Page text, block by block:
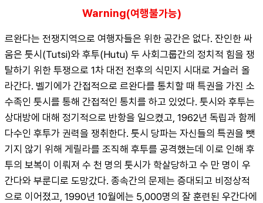
Warning(여행불가능)
르완다는 전쟁지역으로 여행자들은 위한 공간은 없다. 잔인한 싸
움은 툿시(Tutsi)와 후투(Hutu) 두 사회그룹간의 정치적 힘을 쟁
탈하기 위한 투쟁으로 1차 대전 전후의 식민지 시대로 거슬러 올
라간다. 벨기에가 간접적으로 르완다를 통치할 때 특권을 가진 소
수족인 툿시를 통해 간접적인 통치를 하고 있었다. 툿시와 후투는
상대방에 대해 정기적으로 반항을 일으켰고, 1962년 독립과 함께
다수인 후투가 권력을 쟁취한다. 툿시 당파는 자신들의 특권을 뺏
기지 않기 위해 게릴라를 조직해 후투를 공격했는데 이로 인해 후
투의 보복이 이뤄져 수 천 명의 툿시가 학살당하고 수 만 명이 우
간다와 부룬디로 도망갔다. 종속간의 문제는 증대되고 비정상적
으로 이어졌고, 1990년 10월에는 5,000명의 잘 훈련된 우간다에